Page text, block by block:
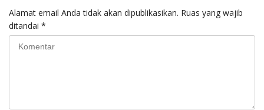
Alamat email Anda tidak akan dipublikasikan. Ruas yang wajib
ditandai *